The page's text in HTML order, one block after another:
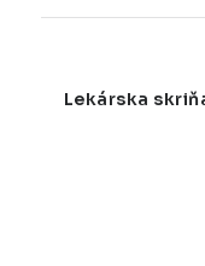
Lekárska